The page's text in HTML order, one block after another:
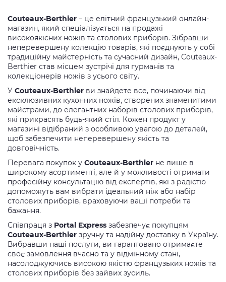
Couteaux-Berthier – це елітний французький онлайн-
магазин, який спеціалізується на продажі
високоякісних ножів та столових приборів. Зібравши
неперевершену колекцію товарів, які поєднують у собі
традиційну майстерність та сучасний дизайн, Couteaux-
Berthier став місцем зустрічі для гурманів та
колекціонерів ножів з усього світу.
У Couteaux-Berthier ви знайдете все, починаючи від
ексклюзивних кухонних ножів, створених знаменитими
майстрами, до елегантних наборів столових приборів,
які прикрасять будь-який стіл. Кожен продукт у
магазині відібраний з особливою увагою до деталей,
щоб забезпечити неперевершену якість та
довговічність.
Перевага покупок у Couteaux-Berthier не лише в
широкому асортименті, але й у можливості отримати
професійну консультацію від експертів, які з радістю
допоможуть вам вибрати ідеальний ніж або набір
столових приборів, враховуючи ваші потреби та
бажання.
Співпраця з Portal Express забезпечує покупцям
Couteaux-Berthier зручну та надійну доставку в Україну.
Вибравши наші послуги, ви гарантовано отримаєте
своє замовлення вчасно та у відмінному стані,
насолоджуючись високою якістю французьких ножів та
столових приборів без зайвих зусиль.